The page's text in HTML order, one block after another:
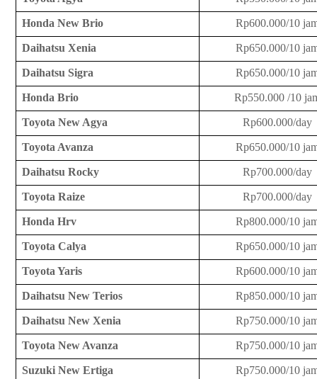
Honda New Brio Rp600.000/10
Daihatsu Xenia Rp650.000/10
Daihatsu Sigra Rp650.000/10
Honda Brio Rp550.000 /10
Toyota New Agya Rp600.000/day
Toyota Avanza Rp650.000/10
Daihatsu Rocky Rp700.000/day
Toyota Raize Rp700.000/day
Honda Hrv Rp800.000/10
Toyota Calya Rp650.000/10
Toyota Yaris Rp600.000/10
Daihatsu New Terios Rp850.000/10
Daihatsu New Xenia Rp750.000/10
Toyota New Avanza Rp750.000/10
Suzuki New Ertiga Rp750.000/10